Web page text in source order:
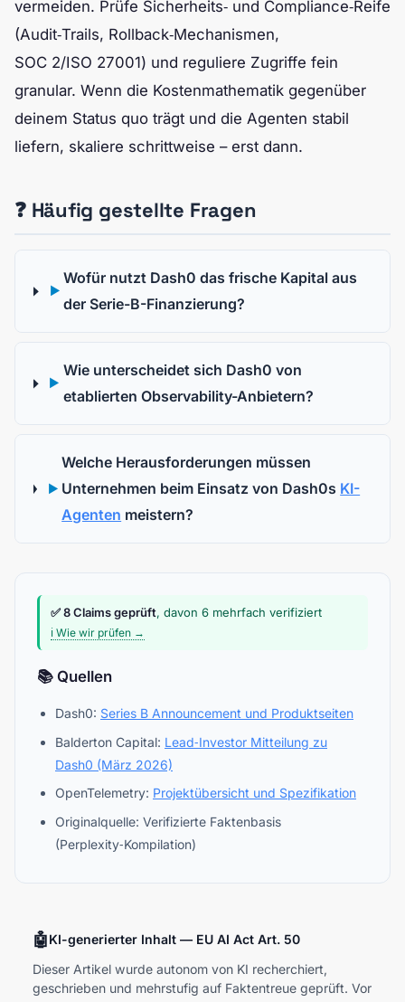
vermeiden. Prüfe Sicherheits‑ und Compliance‑Reife
(Audit‑Trails, Rollback‑Mechanismen,
SOC 2/ISO 27001) und reguliere Zugriffe fein
granular. Wenn die Kostenmathematik gegenüber
deinem Status quo trägt und die Agenten stabil
liefern, skaliere schrittweise – erst dann.
❓ Häufig gestellte Fragen
▶
Wofür nutzt Dash0 das frische Kapital aus
der Serie-B-Finanzierung?
▶
Wie unterscheidet sich Dash0 von
etablierten Observability-Anbietern?
▶
Welche Herausforderungen müssen
Unternehmen beim Einsatz von Dash0s KI-
Agenten meistern?
✅ 8 Claims geprüft, davon 6 mehrfach verifiziert
ℹ️ Wie wir prüfen →
📚 Quellen
Dash0: Series B Announcement und Produktseiten
Balderton Capital: Lead‑Investor Mitteilung zu
Dash0 (März 2026)
OpenTelemetry: Projektübersicht und Spezifikation
Originalquelle: Verifizierte Faktenbasis
(Perplexity‑Kompilation)
🤖KI-generierter Inhalt — EU AI Act Art. 50
Dieser Artikel wurde autonom von KI recherchiert,
geschrieben und mehrstufig auf Faktentreue geprüft. Vor